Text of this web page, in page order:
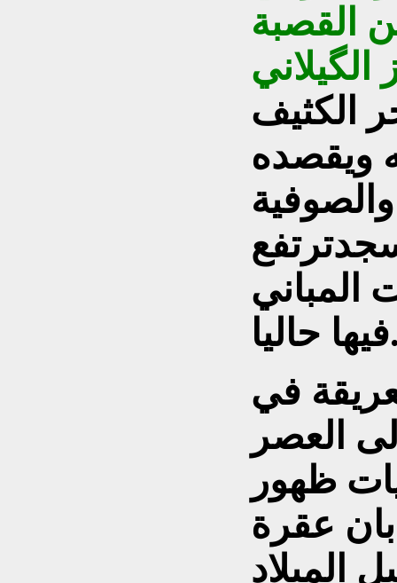
القصبة
الكثيف
ويقصده
المباني
في
العصر
ظهور
عقرة
سنة (700) قبل الميلاد